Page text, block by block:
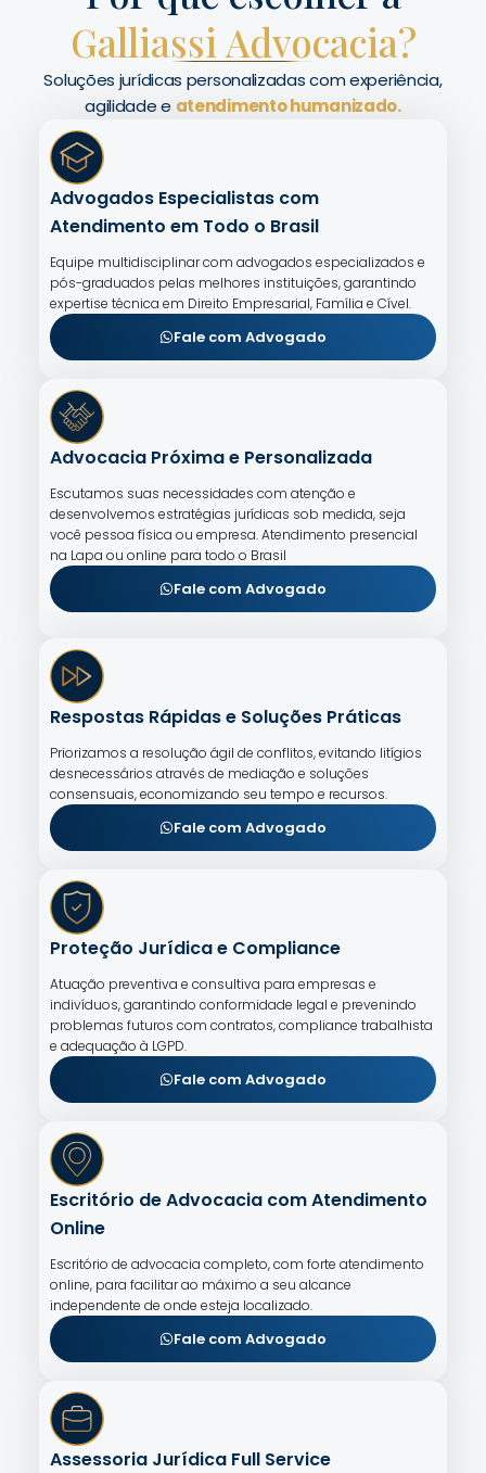
Galliassi Advocacia?
Soluções jurídicas personalizadas com experiência,
agilidade e atendimento humanizado.
Advogados Especialistas com
Atendimento em Todo o Brasil
Equipe multidisciplinar com advogados especializados e
pós-graduados pelas melhores instituições, garantindo
expertise técnica em Direito Empresarial, Família e Cível.
Fale com Advogado
Advocacia Próxima e Personalizada
Escutamos suas necessidades com atenção e
desenvolvemos estratégias jurídicas sob medida, seja
você pessoa física ou empresa. Atendimento presencial
na Lapa ou online para todo o Brasil
Fale com Advogado
Respostas Rápidas e Soluções Práticas
Priorizamos a resolução ágil de conflitos, evitando litígios
desnecessários através de mediação e soluções
consensuais, economizando seu tempo e recursos.
Fale com Advogado
Proteção Jurídica e Compliance
Atuação preventiva e consultiva para empresas e
indivíduos, garantindo conformidade legal e prevenindo
problemas futuros com contratos, compliance trabalhista
e adequação à LGPD.
Fale com Advogado
Escritório de Advocacia com Atendimento
Online
Escritório de advocacia completo, com forte atendimento
online, para facilitar ao máximo a seu alcance
independente de onde esteja localizado.
Fale com Advogado
Assessoria Jurídica Full Service